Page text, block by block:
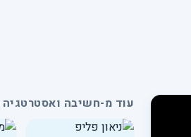
עוד מ-חשיבה ואסטרטגיה